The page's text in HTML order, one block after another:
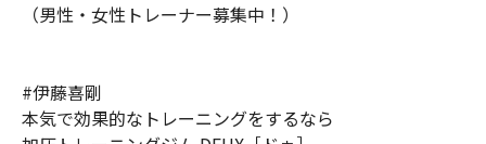
（男性・女性トレーナー募集中！）
#伊藤喜剛
本気で効果的なトレーニングをするなら